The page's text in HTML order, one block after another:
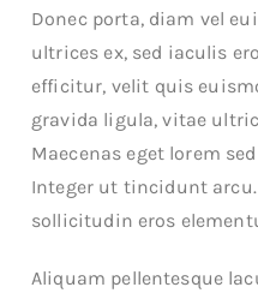
Donec porta, diam vel
ultrices ex, sed iaculis
efficitur, velit quis
gravida ligula, vitae
Maecenas eget lorem
Integer ut tincidunt
sollicitudin eros
Aliquam pellentesque